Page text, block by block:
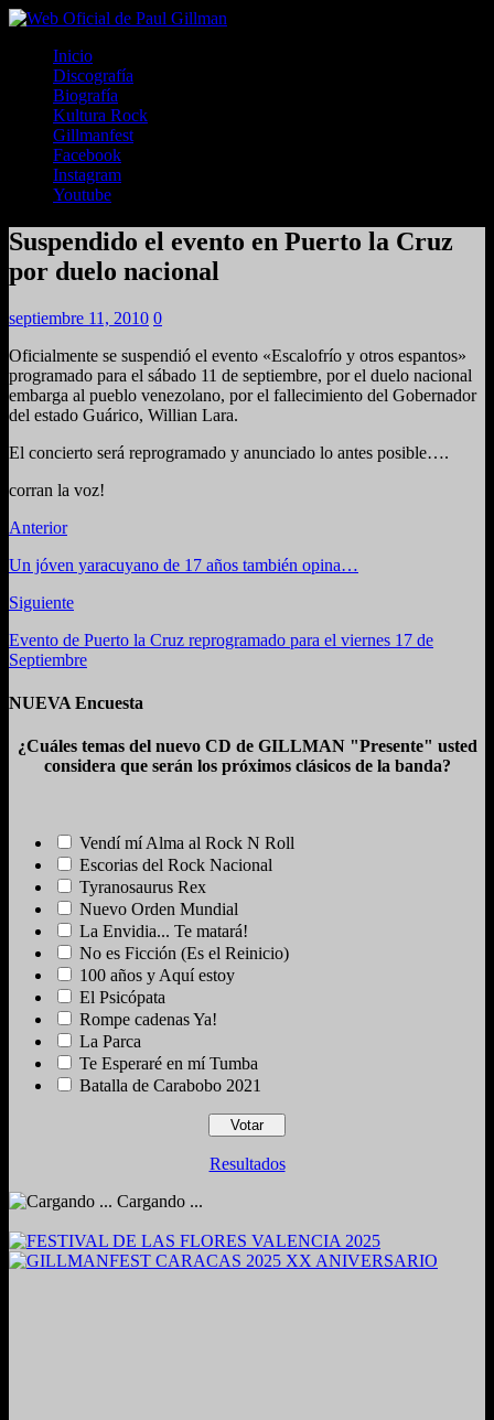
Inicio
Discografía
Biografía
Kultura Rock
Gillmanfest
Facebook
Instagram
Youtube
Suspendido el evento en Puerto la Cruz
por duelo nacional
septiembre 11, 2010 0
Oficialmente se suspendió el evento «Escalofrío y otros espantos»
programado para el sábado 11 de septiembre, por el duelo nacional
embarga al pueblo venezolano, por el fallecimiento del Gobernador
del estado Guárico, Willian Lara.
El concierto será reprogramado y anunciado lo antes posible….
corran la voz!
Anterior
Un jóven yaracuyano de 17 años también opina…
Siguiente
Evento de Puerto la Cruz reprogramado para el viernes 17 de
Septiembre
NUEVA Encuesta
¿Cuáles temas del nuevo CD de GILLMAN "Presente" usted
considera que serán los próximos clásicos de la banda?
Vendí mí Alma al Rock N Roll
Escorias del Rock Nacional
Tyranosaurus Rex
Nuevo Orden Mundial
La Envidia... Te matará!
No es Ficción (Es el Reinicio)
100 años y Aquí estoy
El Psicópata
Rompe cadenas Ya!
La Parca
Te Esperaré en mí Tumba
Batalla de Carabobo 2021
Resultados
Cargando ...